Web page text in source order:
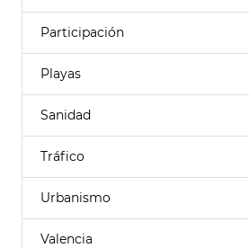
Participación
Playas
Sanidad
Tráfico
Urbanismo
Valencia